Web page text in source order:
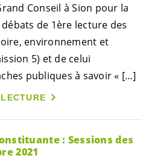
Conseil à Sion pour la
de 1ère lecture des
environnement et
5) et de celui
publiques à savoir « […]
: Sessions des
2021